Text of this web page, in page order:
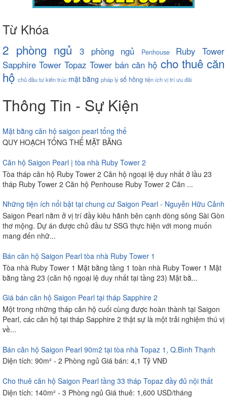
Từ Khóa
2 phòng ngủ 3 phòng ngủ Penhouse
Ruby Tower
Sapphire Tower Topaz Tower bán căn hộ cho thuê căn
hộ chủ đầu tưkiến trúc mặt bằng pháp lýsổ hồng tiện íchvị tríưu đãi
Thông Tin - Sự Kiện
Mặt bằng căn hộ saigon pearl tổng thể
QUY HOẠCH TỔNG THỂ MẶT BẰNG
Căn hộ Saigon Pearl | tòa nhà Ruby Tower 2
Tòa tháp căn hộ Ruby Tower 2 Căn hộ ngoại lệ duy nhất ở lầu 23
tháp Ruby Tower 2 Căn hộ Penhouse Ruby Tower 2 Căn ...
Những tiện ích nổi bật tại chung cư Saigon Pearl - Nguyễn Hữu Cảnh
Saigon Pearl nằm ở vị trí đầy kiêu hãnh bên cạnh dòng sông Sài Gòn
thơ mộng. Dự án được chủ đầu tư SSG thực hiện với mong muốn
mang đến nhữ...
Bán căn hộ Saigon Pearl tòa nhà Ruby Tower 1
Tòa nhà Ruby Tower 1 Mặt bằng tầng 1 toàn nhà Ruby Tower 1 Mặt
bằng tầng 23 (căn hộ ngoại lệ duy nhất tại tầng 23) Mặt bằ...
Giá bán căn hộ Saigon Pearl tại tháp Sapphire 2
Một trong những tháp căn hộ cuối cùng được hoàn thành tại Saigon
Pearl, các căn hộ tại tháp Sapphire 2 thật sự là một trải nghiệm thú vị
về...
Bán căn hộ Saigon Pearl 90m2 tại tòa nhà Topaz 1, Q.Bình Thạnh
Diện tích: 90m² - 2 Phòng ngủ Giá bán: 4,1 Tỷ VNĐ
Cho thuê căn hộ Saigon Pearl tầng 33 tháp Topaz đầy đủ nội thất
Diện tích: 140m² - 3 Phòng ngủ Giá thuê: 1,600 USD/tháng